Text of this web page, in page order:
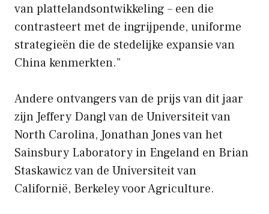
van plattelandsontwikkeling – een die
contrasteert met de ingrijpende, uniforme
strategieën die de stedelijke expansie van
China kenmerkten.”
Andere ontvangers van de prijs van dit jaar
zijn Jeffery Dangl van de Universiteit van
North Carolina, Jonathan Jones van het
Sainsbury Laboratory in Engeland en Brian
Staskawicz van de Universiteit van
Californië, Berkeley voor Agriculture.